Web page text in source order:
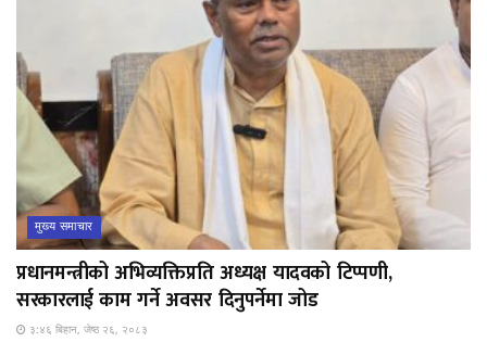
मुख्य समाचार
प्रधानमन्त्रीको अभिव्यक्तिप्रति अध्यक्ष यादवको टिप्पणी,
सरकारलाई काम गर्ने अवसर दिनुपर्नेमा जोड
३:४६ बिहान, जेष्ठ २६, २०८३